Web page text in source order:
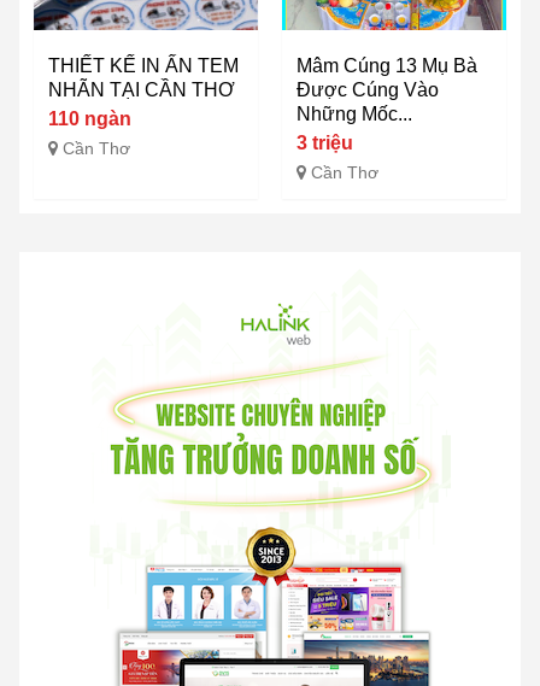
THIẾT KẾ IN ẤN TEM
NHÃN TẠI CẦN THƠ
110 ngàn
Cần Thơ
Mâm Cúng 13 Mụ Bà
Được Cúng Vào
Những Mốc...
3 triệu
Cần Thơ